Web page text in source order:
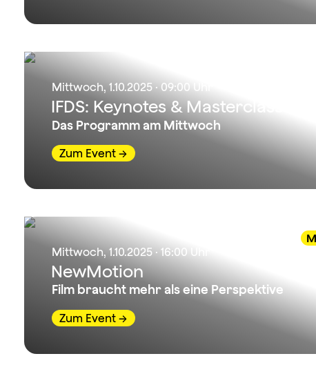
Mittwoch, 1.10.2025 · 09:00 Uhr
IFDS: Keynotes & Masterclasses
Das Programm am Mittwoch
Zum Event
Mittwoch, 1.10.2025 · 16:00 Uhr
NewMotion
Film braucht mehr als eine Perspektive
Zum Event